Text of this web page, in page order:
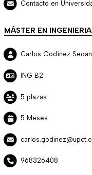
Contacto en
MÁSTER EN
Carlos Godínez
ING B2
5 plazas
5 Meses
968326408